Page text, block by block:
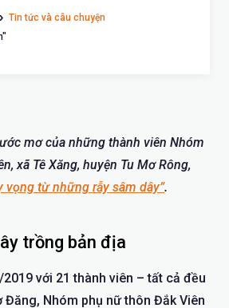
Tin tức và câu chuyện
mơ của những thành viên Nhóm
xã Tê Xăng, huyện Tu Mơ Rông,
vọng từ những rẫy sâm dây”.
trồng bản địa
với 21 thành viên – tất cả đều
Đăng, Nhóm phụ nữ thôn Đắk Viên